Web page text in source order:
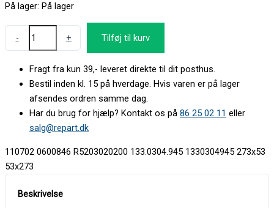
På lager: På lager
- + Tilføj til kurv
Fragt fra kun 39,- leveret direkte til dit posthus.
Bestil inden kl. 15 på hverdage. Hvis varen er på lager
afsendes ordren samme dag.
Har du brug for hjælp? Kontakt os på 86 25 02 11 eller
salg@repart.dk
110702 0600846 R5203020200 133.0304.945 1330304945 273x53
53x273